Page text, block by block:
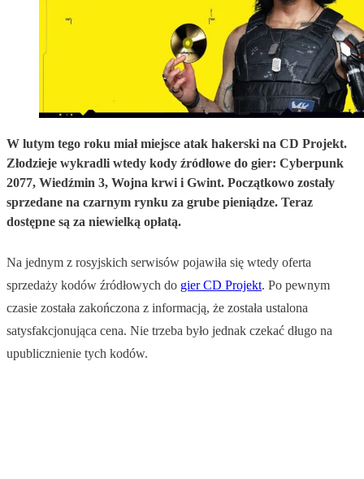
W lutym tego roku miał miejsce atak hakerski na CD Projekt.
Złodzieje wykradli wtedy kody źródłowe do gier: Cyberpunk
2077, Wiedźmin 3, Wojna krwi i Gwint. Początkowo zostały
sprzedane na czarnym rynku za grube pieniądze. Teraz
dostępne są za niewielką opłatą.
Na jednym z rosyjskich serwisów pojawiła się wtedy oferta
sprzedaży kodów źródłowych do gier CD Projekt. Po pewnym
czasie została zakończona z informacją, że została ustalona
satysfakcjonująca cena. Nie trzeba było jednak czekać długo na
upublicznienie tych kodów.